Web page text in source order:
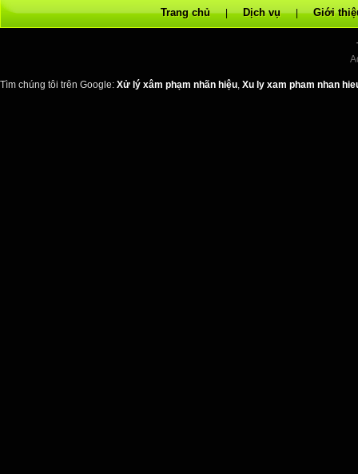
Trang chủ | Dịch vụ | Giới
Tìm chúng tôi trên Google: Xử lý xâm phạm nhãn hiệu, Xu ly xam pham nhan